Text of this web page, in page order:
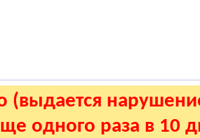
(выдается
одного раза в 10